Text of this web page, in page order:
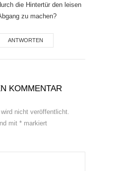
die Hintertür den leisen
zu machen?
ANTWORTEN
KOMMENTAR
nicht veröffentlicht.
mit * markiert